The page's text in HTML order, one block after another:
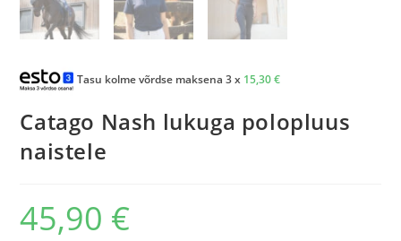
Tasu kolme võrdse maksena 3 x 15,30€
Catago Nash lukuga polopluus
naistele
45,90 €